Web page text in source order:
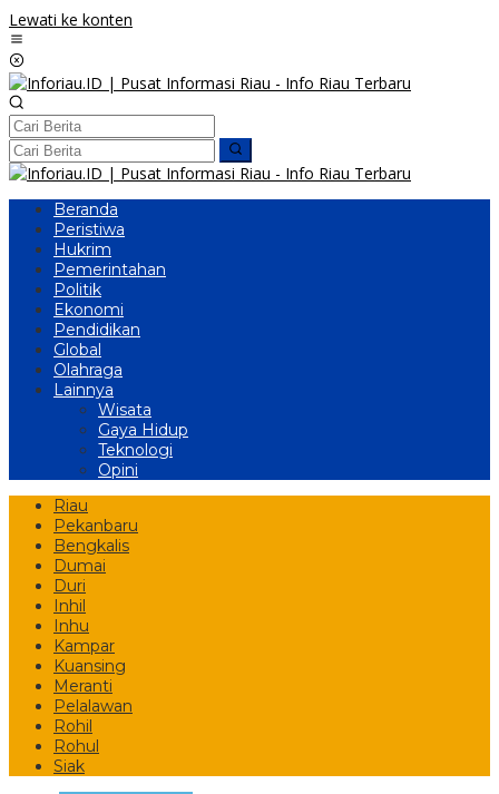
Lewati ke konten
Beranda
Peristiwa
Hukrim
Pemerintahan
Politik
Ekonomi
Pendidikan
Global
Olahraga
Lainnya
Wisata
Gaya Hidup
Teknologi
Opini
Riau
Pekanbaru
Bengkalis
Dumai
Duri
Inhil
Inhu
Kampar
Kuansing
Meranti
Pelalawan
Rohil
Rohul
Siak